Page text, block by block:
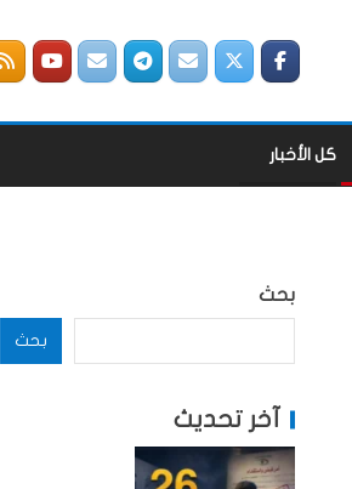
كل الأخبار
بحث
بحث
آخر تحديث